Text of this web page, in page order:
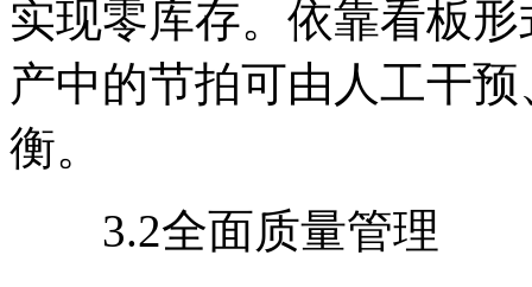
实现零库存。依靠看板
产中的节拍可由人工干
衡。
3.2全面质量管理